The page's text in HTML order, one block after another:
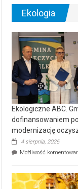
Ekologia
Ekologiczne ABC.
dofinansowaniem
modernizację
4 sierpnia, 2026
Możliwość